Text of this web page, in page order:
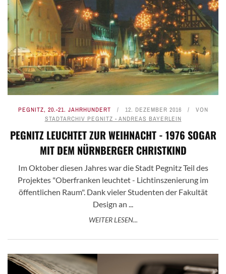
PEGNITZ, 20.-21. JAHRHUNDERT 12. DEZEMBER 2016
VON
STADTARCHIV PEGNITZ - ANDREAS BAYERLEIN
PEGNITZ LEUCHTET ZUR WEIHNACHT - 1976 SOGAR
MIT DEM NÜRNBERGER CHRISTKIND
Im Oktober diesen Jahres war die Stadt Pegnitz Teil des
Projektes "Oberfranken leuchtet - Lichtinszenierung im
öffentlichen Raum". Dank vieler Studenten der Fakultät
Design an ...
WEITER LESEN...